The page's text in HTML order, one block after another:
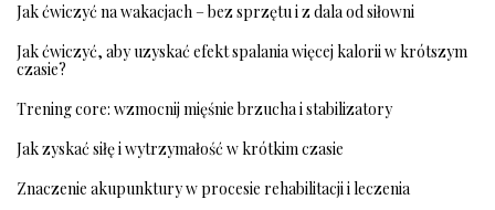
Jak ćwiczyć na wakacjach – bez sprzętu i z dala od siłowni
Jak ćwiczyć, aby uzyskać efekt spalania więcej kalorii w krótszym
czasie?
Trening core: wzmocnij mięśnie brzucha i stabilizatory
Jak zyskać siłę i wytrzymałość w krótkim czasie
Znaczenie akupunktury w procesie rehabilitacji i leczenia